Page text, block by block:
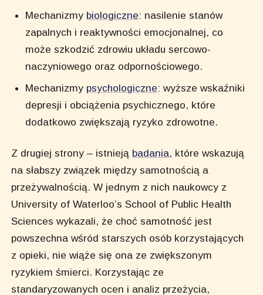
Mechanizmy biologiczne: nasilenie stanów
zapalnych i reaktywności emocjonalnej, co
może szkodzić zdrowiu układu sercowo-
naczyniowego oraz odpornościowego.
Mechanizmy psychologiczne: wyższe wskaźniki
depresji i obciążenia psychicznego, które
dodatkowo zwiększają ryzyko zdrowotne.
Z drugiej strony – istnieją badania, które wskazują
na słabszy związek między samotnością a
przeżywalnością. W jednym z nich naukowcy z
University of Waterloo’s School of Public Health
Sciences wykazali, że choć samotność jest
powszechna wśród starszych osób korzystających
z opieki, nie wiąże się ona ze zwiększonym
ryzykiem śmierci. Korzystając ze
standaryzowanych ocen i analiz przeżycia,